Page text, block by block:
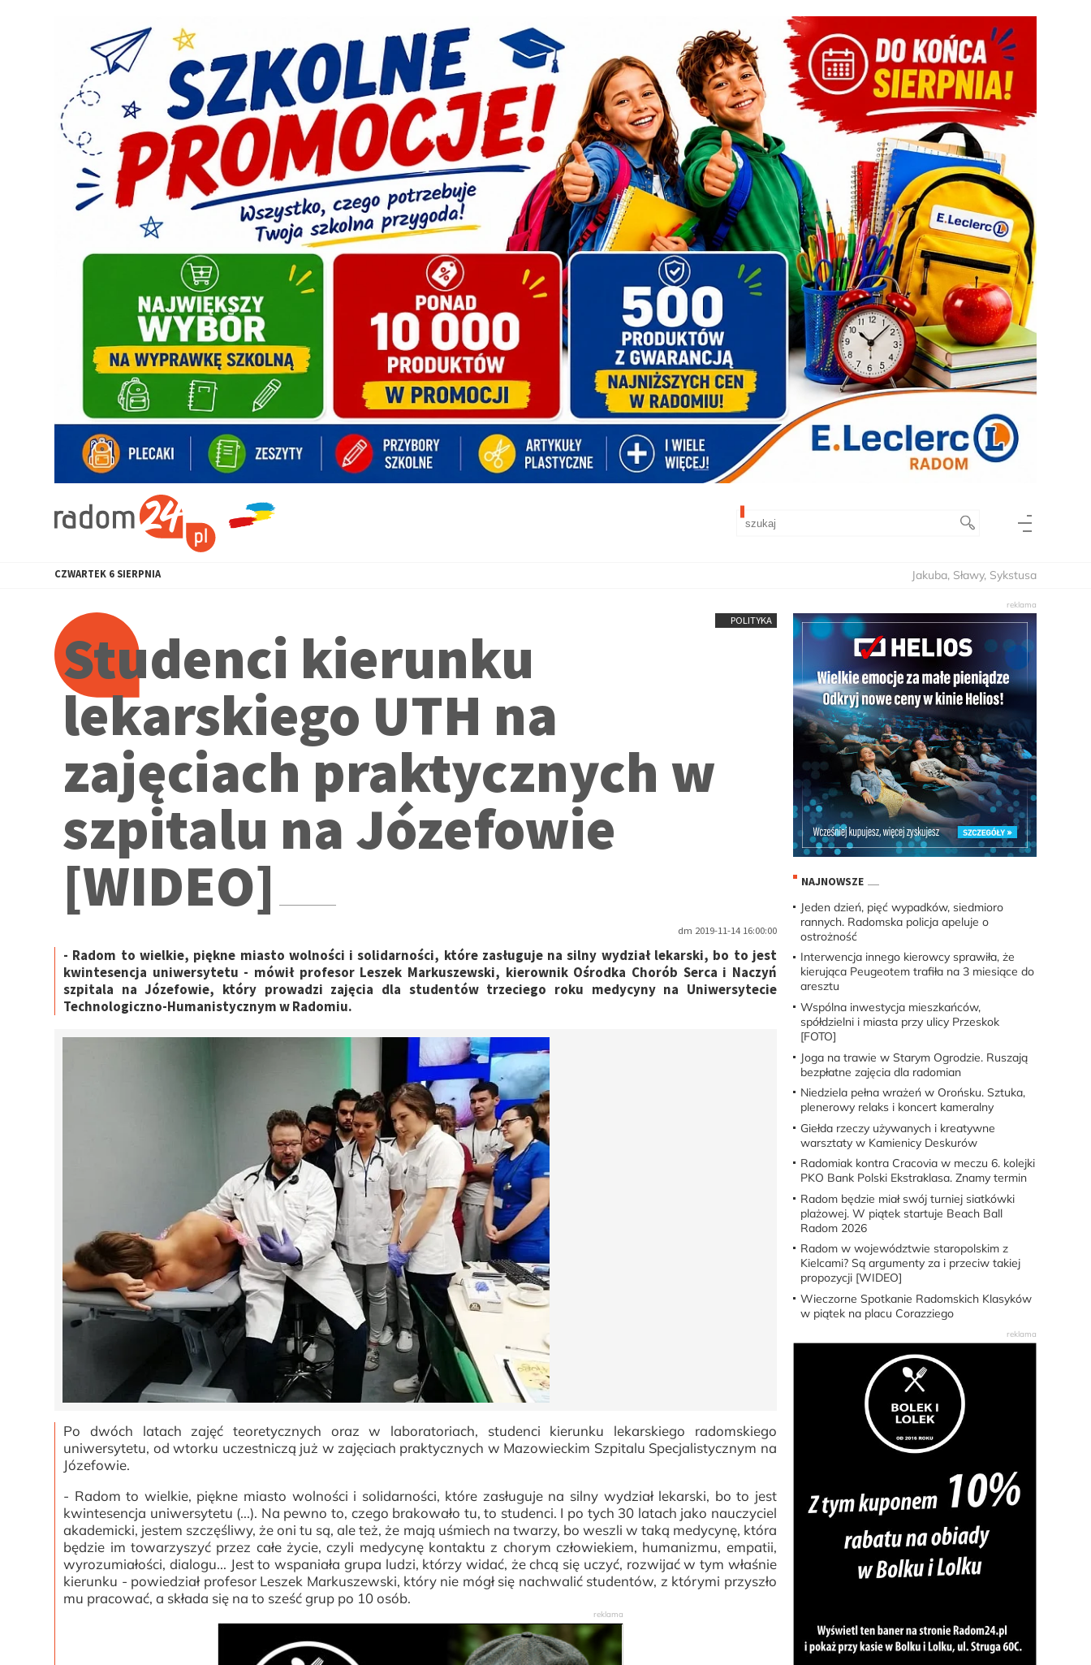
CZWARTEK 6 SIERPNIA Jakuba, Sławy, Sykstusa
POLITYKA
Studenci kierunku
lekarskiego UTH na
zajęciach praktycznych w
szpitalu na Józefowie
[WIDEO]
dm 2019-11-14 16:00:00
- Radom to wielkie, piękne miasto wolności i solidarności, które zasługuje na silny wydział lekarski, bo to jest
kwintesencja uniwersytetu - mówił profesor Leszek Markuszewski, kierownik Ośrodka Chorób Serca i Naczyń
szpitala na Józefowie, który prowadzi zajęcia dla studentów trzeciego roku medycyny na Uniwersytecie
Technologiczno-Humanistycznym w Radomiu.
Po dwóch latach zajęć teoretycznych oraz w laboratoriach, studenci kierunku lekarskiego radomskiego
uniwersytetu, od wtorku uczestniczą już w zajęciach praktycznych w Mazowieckim Szpitalu Specjalistycznym na
Józefowie.
- Radom to wielkie, piękne miasto wolności i solidarności, które zasługuje na silny wydział lekarski, bo to jest
kwintesencja uniwersytetu (...). Na pewno to, czego brakowało tu, to studenci. I po tych 30 latach jako nauczyciel
akademicki, jestem szczęśliwy, że oni tu są, ale też, że mają uśmiech na twarzy, bo weszli w taką medycynę, która
będzie im towarzyszyć przez całe życie, czyli medycynę kontaktu z chorym człowiekiem, humanizmu, empatii,
wyrozumiałości, dialogu... Jest to wspaniała grupa ludzi, którzy widać, że chcą się uczyć, rozwijać w tym właśnie
kierunku - powiedział profesor Leszek Markuszewski, który nie mógł się nachwalić studentów, z którymi przyszło
mu pracować, a składa się na to sześć grup po 10 osób.
NAJNOWSZE
Jeden dzień, pięć wypadków, siedmioro
rannych. Radomska policja apeluje o
ostrożność
Interwencja innego kierowcy sprawiła, że
kierująca Peugeotem trafiła na 3 miesiące do
aresztu
Wspólna inwestycja mieszkańców,
spółdzielni i miasta przy ulicy Przeskok
[FOTO]
Joga na trawie w Starym Ogrodzie. Ruszają
bezpłatne zajęcia dla radomian
Niedziela pełna wrażeń w Orońsku. Sztuka,
plenerowy relaks i koncert kameralny
Giełda rzeczy używanych i kreatywne
warsztaty w Kamienicy Deskurów
Radomiak kontra Cracovia w meczu 6. kolejki
PKO Bank Polski Ekstraklasa. Znamy termin
Radom będzie miał swój turniej siatkówki
plażowej. W piątek startuje Beach Ball
Radom 2026
Radom w województwie staropolskim z
Kielcami? Są argumenty za i przeciw takiej
propozycji [WIDEO]
Wieczorne Spotkanie Radomskich Klasyków
w piątek na placu Corazziego